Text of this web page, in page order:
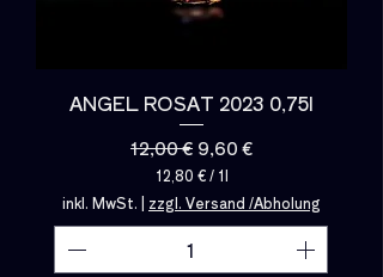
ANGEL ROSAT 2023 0,75l
Standardpreis
12,00 € Sale-Preis
9,60 €
12,80 € / 1l
1
2
,
8
0
inkl. MwSt. | zzgl. Versand /Abholung